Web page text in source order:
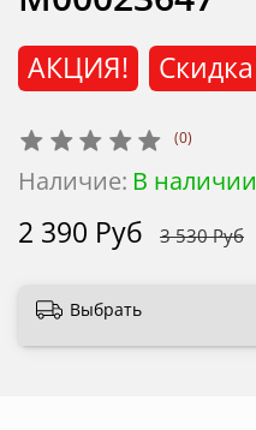
(0)
Наличие: В наличии
АКЦИЯ! Скидка
2 390 Руб 3 530 Руб
Выбрать